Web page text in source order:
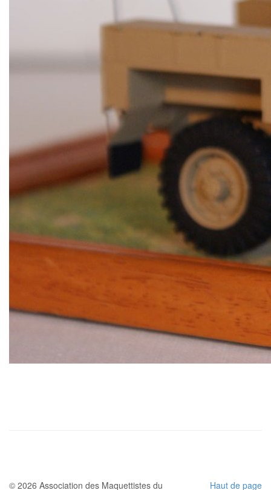
Haut de page
© 2026 Association des Maquettistes du